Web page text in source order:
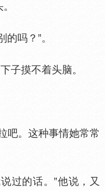
吗？”。
摸不着头脑。
。这种事情她常常
的话。”他说，又